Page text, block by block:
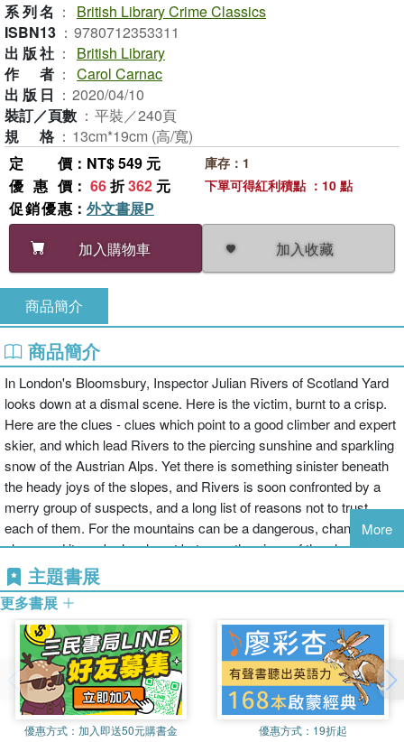
系列名 ：
British Library Crime Classics
ISBN13 ： 9780712353311
出版社 ：
British Library
作者 ： Carol Carnac
出版日 ： 2020/04/10
裝訂／頁數 ： 平裝／240頁
規格 ： 13cm*19cm (高/寬)
定價 ：NT$ 549 元
優惠價 ： 66折362 元
促銷優惠 ： 外文書展P
加入購物車
加入收藏
庫存：1
下單可得紅利積點 ：10 點
商品簡介
商品簡介
In London's Bloomsbury, Inspector Julian Rivers of Scotland Yard
looks down at a dismal scene. Here is the victim, burnt to a crisp.
Here are the clues - clues which point to a good climber and expert
skier, and which lead Rivers to the piercing sunshine and sparkling
snow of the Austrian Alps. Yet there is something sinister beneath
the heady joys of the slopes, and Rivers is soon confronted by a
merry group of suspects, and a long list of reasons not to trust
each of them. For the mountains can be a dangerous, changeable
place, and it can be lonely out between the pines of the slopes... As
with each of the novels published under E C R Lorac in the Crime
Classics series, the author's sense of place is beautifully realised in
all its breathtaking freshness, and she does not miss opportunities;
there may be at least one high-stakes ski-chase before this chilling
mystery can be put to rest.
More
主題書展
更多書展
優惠方式： 加入即送50元購書金 優惠方式： 19折起